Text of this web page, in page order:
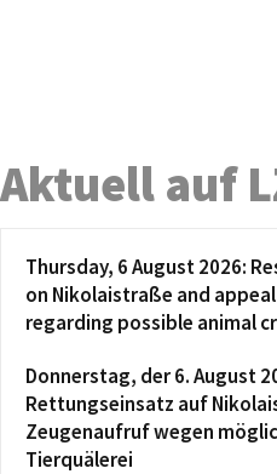
Aktuell auf
Thursday, 6 August 2026:
on Nikolaistraße and
regarding possible animal
Donnerstag, der 6. August
Rettungseinsatz auf
Zeugenaufruf wegen
Tierquälerei